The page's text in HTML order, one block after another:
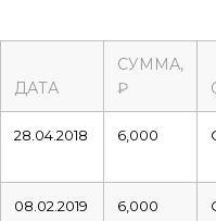
ДАТА
СУММА,
₽
28.04.2018 6,000
08.02.2019 6,000